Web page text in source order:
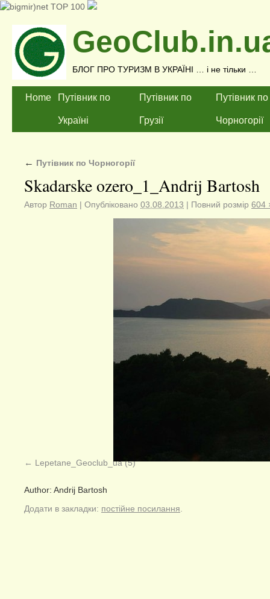
БЛОГ ПРО ТУРИЗМ В УКРАЇНІ … і не тільки …
Home Путівник по
Україні
Путівник по
Грузії
Путівник по
Чорногорії
← Путівник по Чорногорії
Skadarske ozero_1_Andrij Bartosh
Автор Roman | Опубліковано 03.08.2013 | Повний розмір 604
Lepetane_Geoclub_ua (5)
Author: Andrij Bartosh
Додати в закладки: постійне посилання